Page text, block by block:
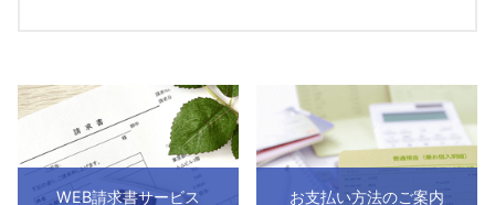
WEB請求書サービス お支払い方法のご案内